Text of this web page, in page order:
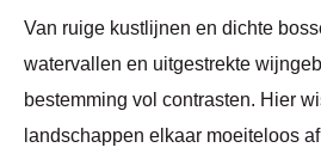
Van ruige kustlijnen en dichte
watervallen en uitgestrekte
bestemming vol contrasten. Hier
landschappen elkaar moeiteloos